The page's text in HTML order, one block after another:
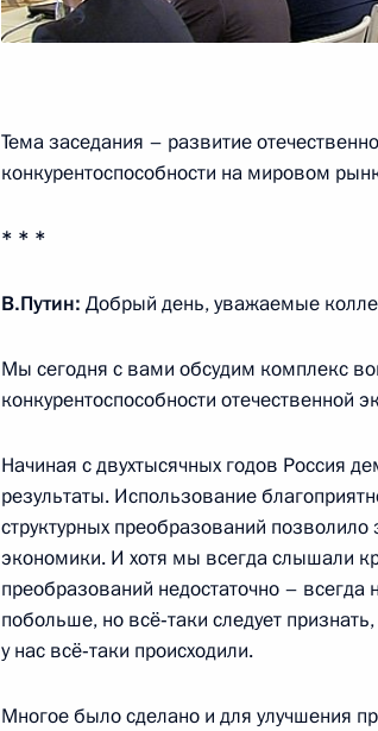
20 сентября 2014 года, суббота
20 сентября 2014 года, 17:30
с Днём независимости
19 сентября 2014 года, пятница
Встреча с молодыми учёными-
19 сентября 2014 года, 20:25
Посещение нового завода «РусВинил»
Тема заседания – развитие
конкурентоспособности на мировом
* * *
В.Путин: Добрый день, уважаемые
Мы сегодня с вами обсудим комплекс
конкурентоспособности отечественной
Начиная с двухтысячных годов Россия
результаты. Использование
структурных преобразований позволило
экономики. И хотя мы всегда слышали
преобразований недостаточно – всегда
побольше, но всё‑таки следует
у нас всё‑таки происходили.
Многое было сделано и для улучшения